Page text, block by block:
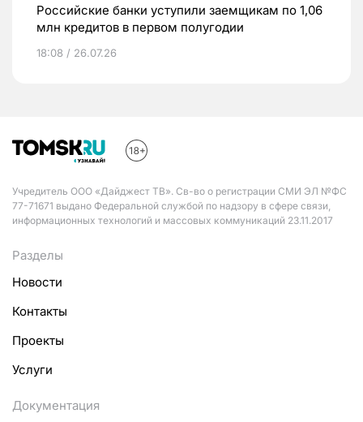
Российские банки уступили заемщикам по 1,06
млн кредитов в первом полугодии
18:08 / 26.07.26
Учредитель ООО «Дайджест ТВ». Св-во о регистрации СМИ ЭЛ №ФС
77-71671 выдано Федеральной службой по надзору в сфере связи,
информационных технологий и массовых коммуникаций 23.11.2017
Разделы
Новости
Контакты
Проекты
Услуги
Документация